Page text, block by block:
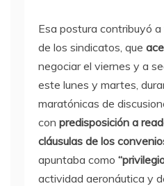
Esa postura contribuyó a
de los sindicatos, que
negociar el viernes y a
este lunes y martes,
maratónicas de
con predisposición a
cláusulas de los
apuntaba como
actividad aeronáutica y